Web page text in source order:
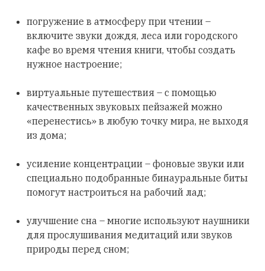
погружение в атмосферу при чтении –
включите звуки дождя, леса или городского
кафе во время чтения книги, чтобы создать
нужное настроение;
виртуальные путешествия – с помощью
качественных звуковых пейзажей можно
«перенестись» в любую точку мира, не выходя
из дома;
усиление концентрации – фоновые звуки или
специально подобранные бинауральные биты
помогут настроиться на рабочий лад;
улучшение сна – многие используют наушники
для прослушивания медитаций или звуков
природы перед сном;